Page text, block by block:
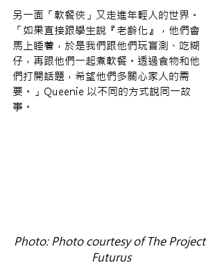
另一面「軟餐俠」又走進年輕人的世界。
「如果直接跟學生說『老齡化』，他們會
馬上睡着，於是我們跟他們玩盲測、吃糊
仔，再跟他們一起煮軟餐。透過食物和他
們打開話題，希望他們多關心家人的需
要。」Queenie 以不同的方式說同一故
事。
Photo: Photo courtesy of The Project
Futurus